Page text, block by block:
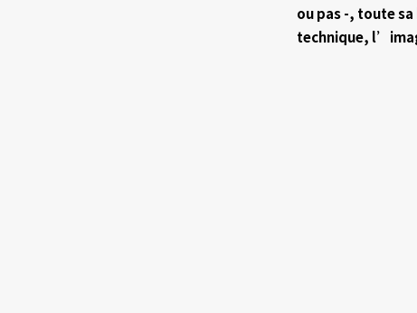
ou pas -, toute
technique,